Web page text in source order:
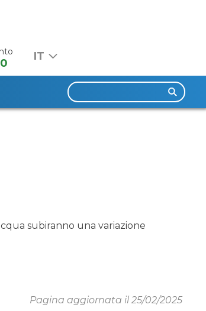
Ricerca
per:
subiranno una variazione
Pagina aggiornata il 25/02/2025